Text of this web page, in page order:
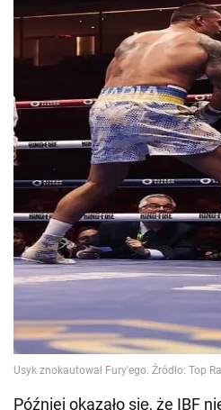
Później okazało się, że IBF